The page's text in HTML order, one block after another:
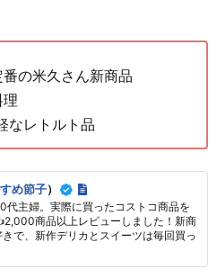
の米久さん新商品
なレトルト品
め節子）
代主婦。実際に買ったコストコ商品を
商品以上レビューしました！新商
で、新作デリカとスイーツは毎回買っ